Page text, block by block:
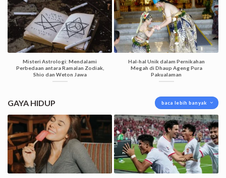
Misteri Astrologi: Mendalami
Perbedaan antara Ramalan Zodiak,
Shio dan Weton Jawa
Hal-hal Unik dalam Pernikahan
Megah di Dhaup Ageng Pura
Pakualaman
GAYA HIDUP baca lebih banyak